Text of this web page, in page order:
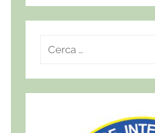
c
e